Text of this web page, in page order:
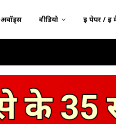
अवॉर्ड्स वीडियो ई पेपर / ई